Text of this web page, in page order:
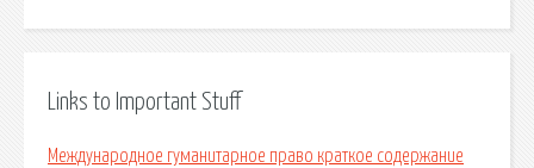
Links to Important Stuff
Международное гуманитарное право краткое содержание